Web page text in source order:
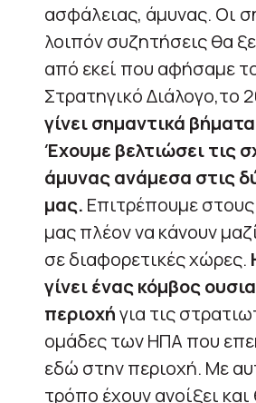
ασφάλειας, άμυνας. Οι
λοιπόν συζητήσεις θα
από εκεί που αφήσαμε
Στρατηγικό Διάλογο,το
γίνει σημαντικά
Έχουμε βελτιώσει τις
άμυνας ανάμεσα στις
μας. Επιτρέπουμε
μας πλέον να κάνουν
σε διαφορετικές χώρες.
γίνει ένας κόμβος
περιοχήγια τις
ομάδες των ΗΠΑ που
εδώ στην περιοχή. Με
τρόπο έχουν ανοίξει και